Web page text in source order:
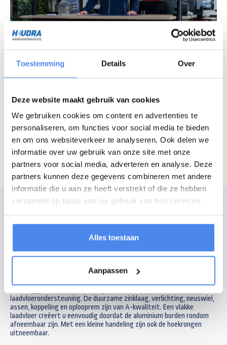
Toestemming Details Over
Deze website maakt gebruik van cookies
We gebruiken cookies om content en advertenties te
personaliseren, om functies voor social media te bieden
en om ons websiteverkeer te analyseren. Ook delen we
informatie over uw gebruik van onze site met onze
partners voor social media, adverteren en analyse. Deze
partners kunnen deze gegevens combineren met andere
informatie die u aan ze heeft verstrekt of die ze hebben
verzameld op basis van uw gebruik van hun services.
Alles toestaan
Aanpassen
Vragen over ons assortiment?
Chat met onze experts
Openingstijden
Maandag - vrijdag
7:30 - 16:30 uur
Zaterdag
8:30 - 12:00 uur
Modelomschrijving
hebben een onderscheidend vermogen door een zeer royale
onder de laadvloer weg wat handig is tijdens het laden en lossen met
laadvloerondersteuning. De duurzame zinklaag, verlichting, neuswiel,
assen, koppeling en oplooprem zijn van A-kwaliteit. Een vlakke
laadvloer creëert u eenvoudig doordat de aluminium borden rondom
afneembaar zijn. Met een kleine handeling zijn ook de hoekrongen
uitneembaar.